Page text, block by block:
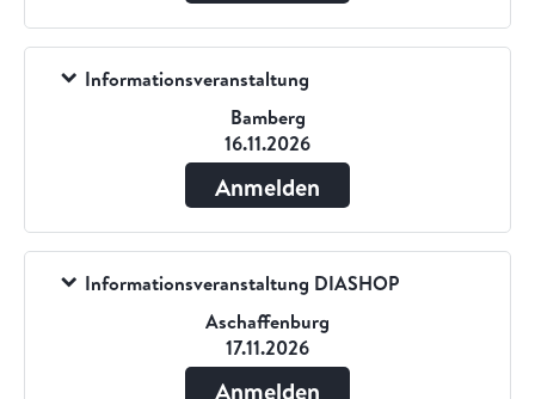
Informationsveranstaltung
Bamberg
16.11.2026
Anmelden
Informationsveranstaltung DIASHOP
Aschaffenburg
17.11.2026
Anmelden